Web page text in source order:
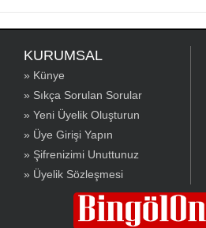
KURUMSAL
» Künye
» Sıkça Sorulan Sorular
» Yeni Üyelik Oluşturun
» Üye Girişi Yapın
» Şifrenizimi Unuttunuz
» Üyelik Sözleşmesi